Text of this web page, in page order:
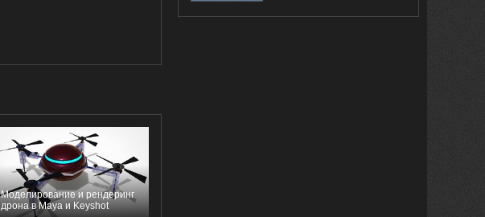
Моделирование и рендеринг
дрона в Maya и Keyshot